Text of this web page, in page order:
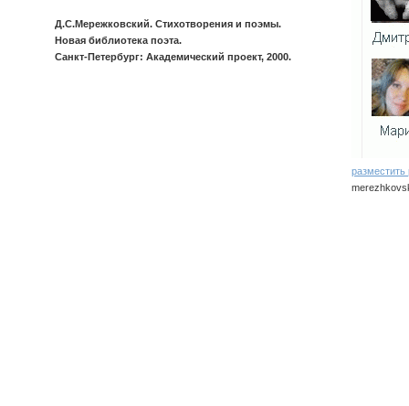
Д.С.Мережковский. Стихотворения и поэмы.
Новая библиотека поэта.
Санкт-Петербург: Академический проект, 2000.
разместить